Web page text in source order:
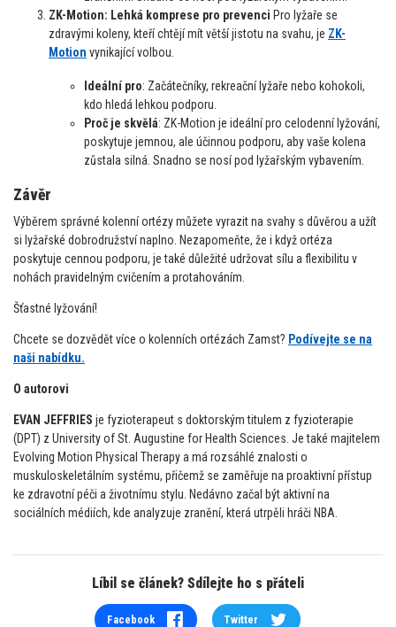
ZK-Motion: Lehká komprese pro prevenci Pro lyžaře se
zdravými koleny, kteří chtějí mít větší jistotu na svahu, je ZK-
Motion vynikající volbou.
Ideální pro: Začátečníky, rekreační lyžaře nebo kohokoli,
kdo hledá lehkou podporu.
Proč je skvělá: ZK-Motion je ideální pro celodenní lyžování,
poskytuje jemnou, ale účinnou podporu, aby vaše kolena
zůstala silná. Snadno se nosí pod lyžařským vybavením.
Závěr
Výběrem správné kolenní ortézy můžete vyrazit na svahy s důvěrou a užít
si lyžařské dobrodružství naplno. Nezapomeňte, že i když ortéza
poskytuje cennou podporu, je také důležité udržovat sílu a flexibilitu v
nohách pravidelným cvičením a protahováním.
Šťastné lyžování!
Chcete se dozvědět více o kolenních ortézách Zamst? Podívejte se na
naši nabídku.
O autorovi
EVAN JEFFRIES je fyzioterapeut s doktorským titulem z fyzioterapie
(DPT) z University of St. Augustine for Health Sciences. Je také majitelem
Evolving Motion Physical Therapy a má rozsáhlé znalosti o
muskuloskeletálním systému, přičemž se zaměřuje na proaktivní přístup
ke zdravotní péči a životnímu stylu. Nedávno začal být aktivní na
sociálních médiích, kde analyzuje zranění, která utrpěli hráči NBA.
Líbil se článek? Sdílejte ho s přáteli
Facebook Twitter